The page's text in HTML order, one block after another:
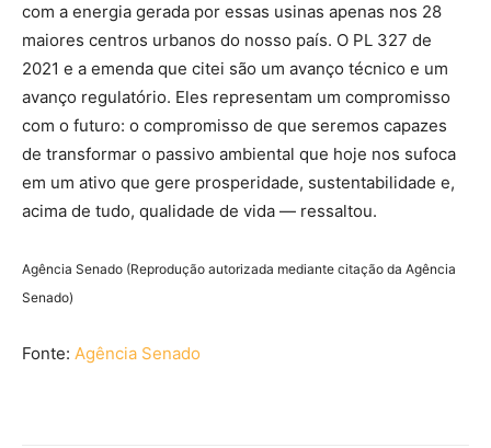
com a energia gerada por essas usinas apenas nos 28
maiores centros urbanos do nosso país. O PL 327 de
2021 e a emenda que citei são um avanço técnico e um
avanço regulatório. Eles representam um compromisso
com o futuro: o compromisso de que seremos capazes
de transformar o passivo ambiental que hoje nos sufoca
em um ativo que gere prosperidade, sustentabilidade e,
acima de tudo, qualidade de vida — ressaltou.
Agência Senado (Reprodução autorizada mediante citação da Agência
Senado)
Fonte: Agência Senado